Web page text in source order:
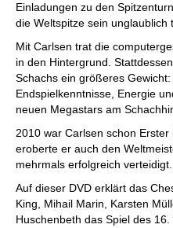
Einladungen zu den
die Weltspitze sein unglaublich
Mit Carlsen trat die
in den Hintergrund.
Schachs ein größeres
Endspielkenntnisse, Energie
neuen Megastars am
2010 war Carlsen schon
eroberte er auch den
mehrmals erfolgreich verteidigt.
Auf dieser DVD erklärt das
King, Mihail Marin, Karsten
Huschenbeth das Spiel des